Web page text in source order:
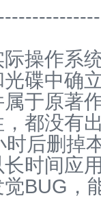
操作系
碟中确
于原著
都没有
后删掉
时间应
BUG，